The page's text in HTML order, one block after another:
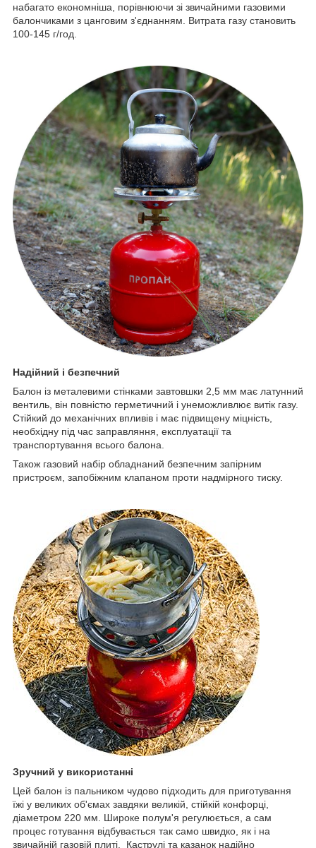
набагато економніша, порівнюючи зі звичайними газовими
балончиками з цанговим з'єднанням. Витрата газу становить
100-145 г/год.
Надійний і безпечний
Балон із металевими стінками завтовшки 2,5 мм має латунний
вентиль, він повністю герметичний і унеможливлює витік газу.
Стійкий до механічних впливів і має підвищену міцність,
необхідну під час заправляння, експлуатації та
транспортування всього балона.
Також газовий набір обладнаний безпечним запірним
пристроєм, запобіжним клапаном проти надмірного тиску.
Зручний у використанні
Цей балон із пальником чудово підходить для приготування
їжі у великих об'ємах завдяки великій, стійкій конфорці,
діаметром 220 мм. Широке полум'я регулюється, а сам
процес готування відбувається так само швидко, як і на
звичайній газовій плиті. Каструлі та казанок надійно